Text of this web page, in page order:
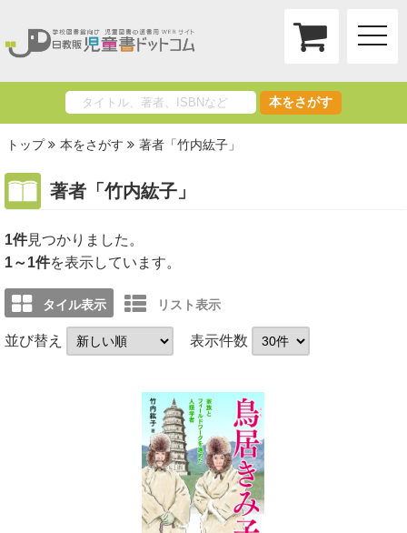
toggle
本をさがす
トップ 本をさがす 著者「竹内紘子」
著者「竹内紘子」
1件
1～1件を表示しています。
タイル表示 リスト表示
並び替え 表示件数